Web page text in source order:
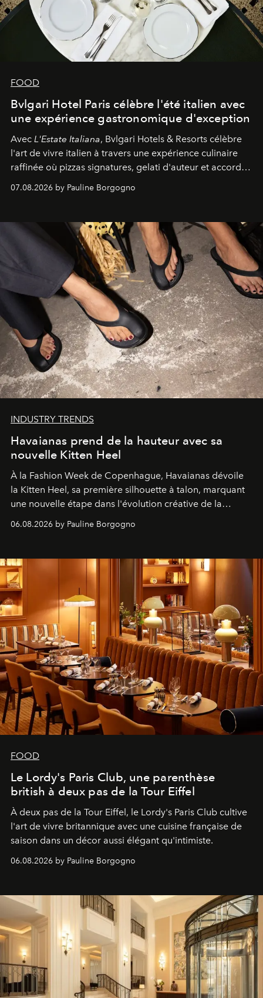
FOOD
Bvlgari Hotel Paris célèbre l'été italien avec
une expérience gastronomique d'exception
Avec L'Estate Italiana, Bvlgari Hotels & Resorts célèbre
l'art de vivre italien à travers une expérience culinaire
raffinée où pizzas signatures, gelati d'auteur et accords
07.08.2026 by Pauline Borgogno
INDUSTRY TRENDS
Havaianas prend de la hauteur avec sa
nouvelle Kitten Heel
À la Fashion Week de Copenhague, Havaianas dévoile
la Kitten Heel, sa première silhouette à talon, marquant
une nouvelle étape dans l'évolution créative de la
06.08.2026 by Pauline Borgogno
FOOD
Le Lordy's Paris Club, une parenthèse
british à deux pas de la Tour Eiffel
À deux pas de la Tour Eiffel, le Lordy's Paris Club cultive
l'art de vivre britannique avec une cuisine française de
saison dans un décor aussi élégant qu'intimiste.
06.08.2026 by Pauline Borgogno